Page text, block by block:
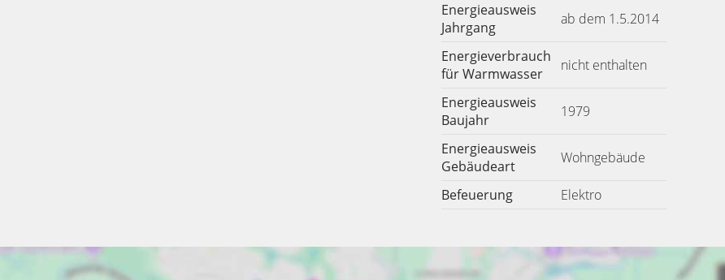
Energieausweis
Jahrgang
ab dem 1.5.2014
Energieverbrauch
für Warmwasser
nicht enthalten
Energieausweis
Baujahr
1979
Energieausweis
Gebäudeart
Wohngebäude
Befeuerung Elektro